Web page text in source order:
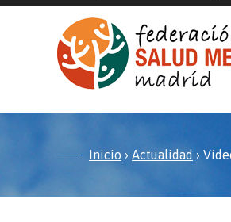
Inicio › Actualidad ›